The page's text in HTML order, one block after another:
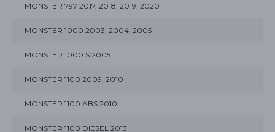
MONSTER 797 2017, 2018, 2019, 2020
MONSTER 1000 2003, 2004, 2005
MONSTER 1000 S 2005
MONSTER 1100 2009, 2010
MONSTER 1100 ABS 2010
MONSTER 1100 DIESEL 2013